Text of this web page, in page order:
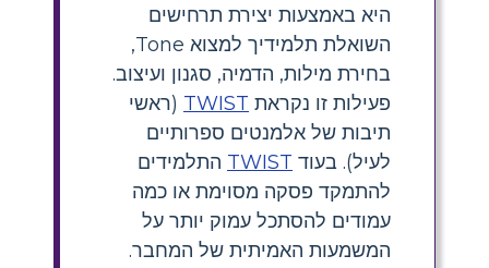
היא באמצעות יצירת תרחישים
השואלת תלמידיך למצוא Tone,
בחירת מילות, הדמיה, סגנון ועיצוב.
פעילות זו נקראת TWIST (ראשי
תיבות של אלמנטים ספרותיים
לעיל). בעוד TWIST התלמידים
להתמקד פסקה מסוימת או כמה
עמודים להסתכל עמוק יותר על
המשמעות האמיתית של המחבר.